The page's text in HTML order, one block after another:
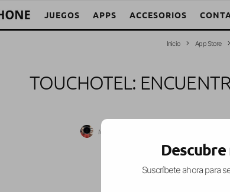
JUEGOS APPS ACCESORIOS
Inicio App Store
TOUCHOTEL:
M. Alejandro W. García Fuentes
Suscríbete ahora para